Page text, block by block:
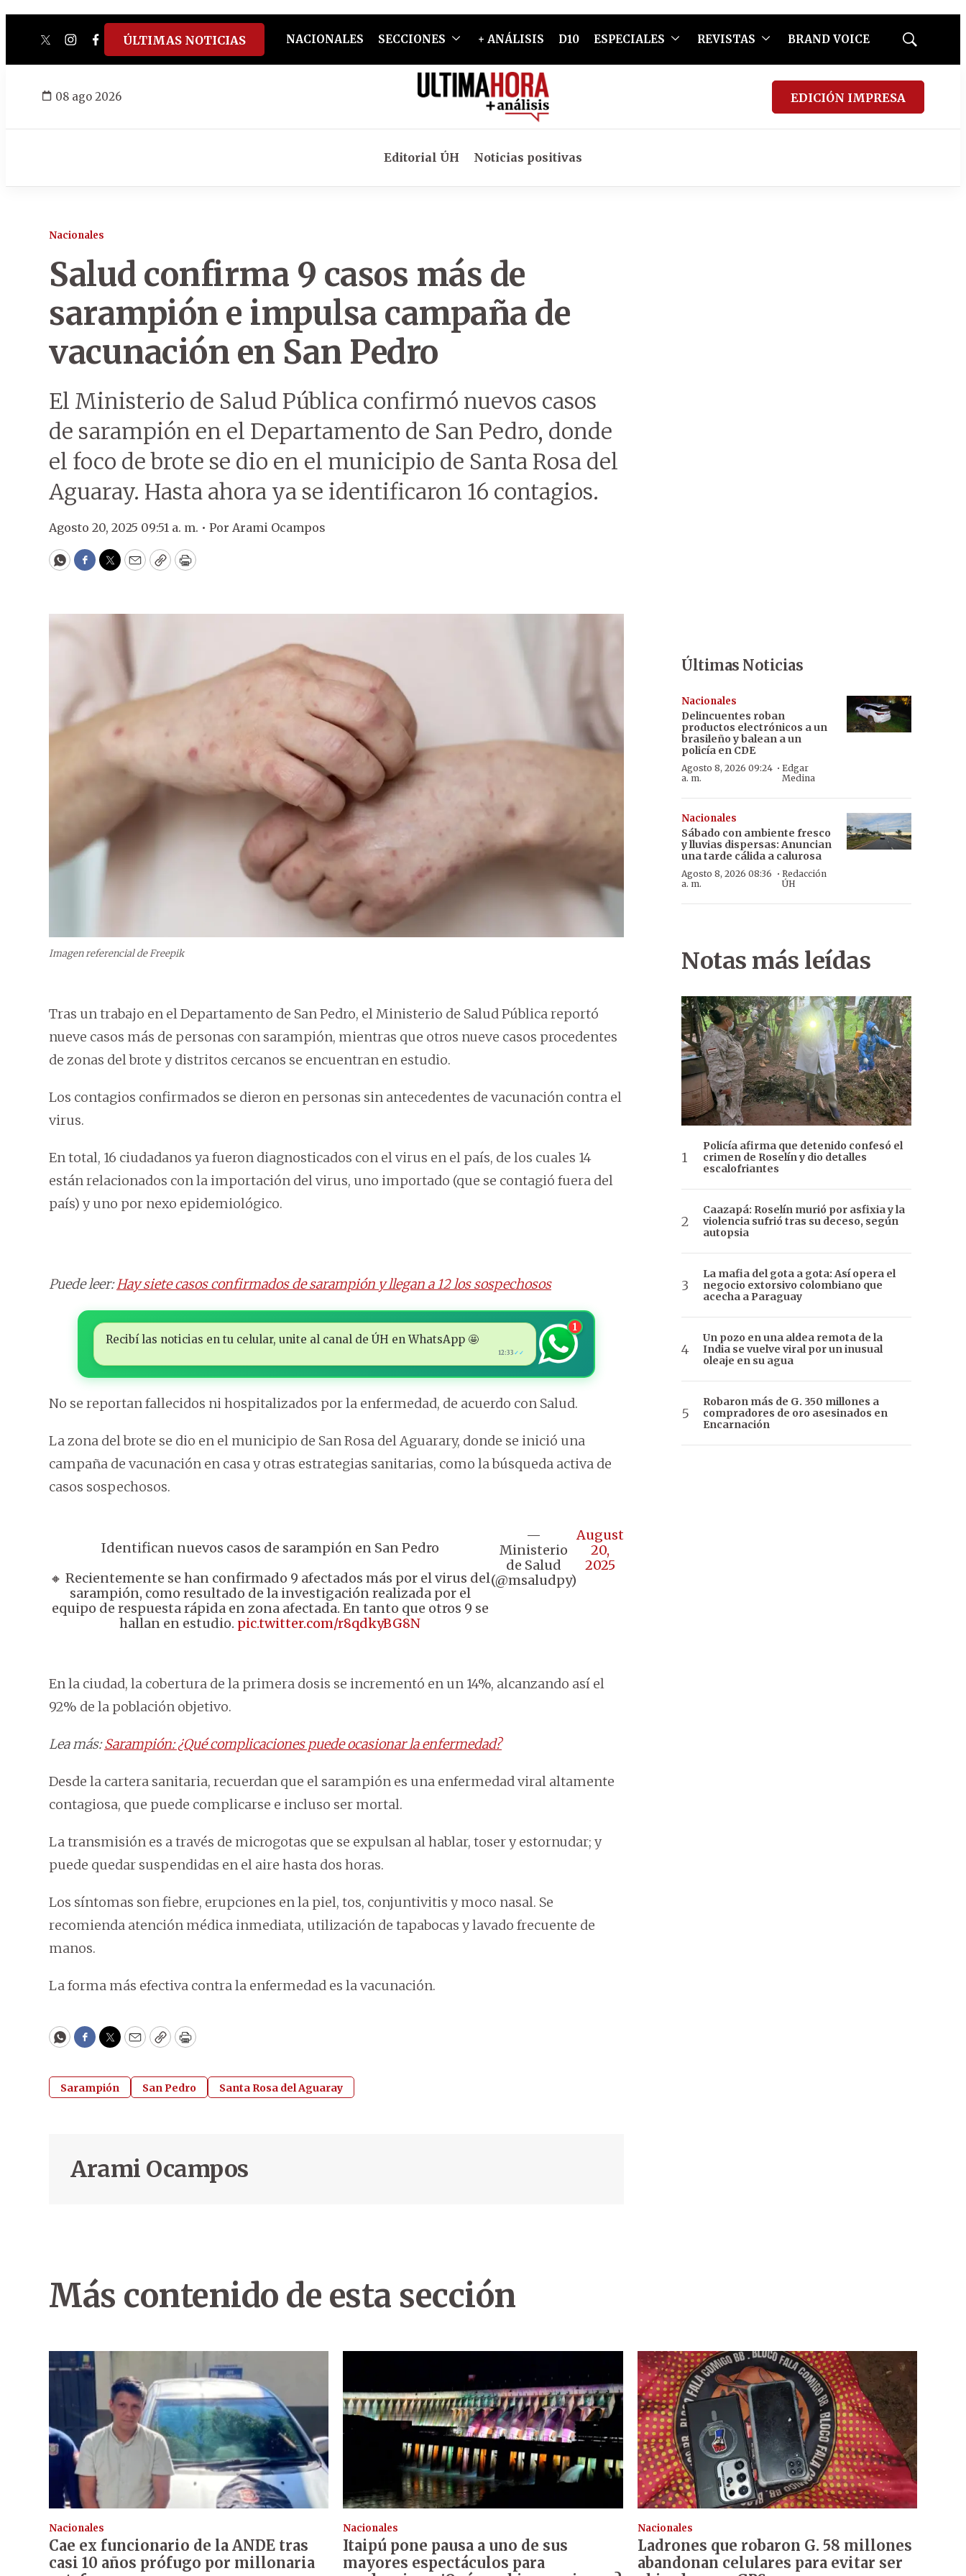
twitterinstagram
facebook
tiktokyoutube
spotify
ÚLTIMAS NOTICIAS NACIONALES SECCIONES + ANÁLISIS D10 ESPECIALES REVISTAS BRAND VOICE
Mostrar
08 ago 2026 EDICIÓN IMPRESA
Editorial ÚH Noticias positivas
Nacionales
Salud confirma 9 casos más de
sarampión e impulsa campaña de
vacunación en San Pedro
El Ministerio de Salud Pública confirmó nuevos casos
de sarampión en el Departamento de San Pedro, donde
el foco de brote se dio en el municipio de Santa Rosa del
Aguaray. Hasta ahora ya se identificaron 16 contagios.
Agosto 20, 2025 09:51 a. m. • Por Arami Ocampos
WhatsApp
Facebook
Twitter
EmailCopyPrint
Imagen referencial de Freepik
Tras un trabajo en el Departamento de San Pedro, el Ministerio de Salud Pública reportó
nueve casos más de personas con sarampión, mientras que otros nueve casos procedentes
de zonas del brote y distritos cercanos se encuentran en estudio.
Los contagios confirmados se dieron en personas sin antecedentes de vacunación contra el
virus.
En total, 16 ciudadanos ya fueron diagnosticados con el virus en el país, de los cuales 14
están relacionados con la importación del virus, uno importado (que se contagió fuera del
país) y uno por nexo epidemiológico.
Puede leer:Hay siete casos confirmados de sarampión y llegan a 12 los sospechosos
Recibí las noticias en tu celular, unite al canal de ÚH en WhatsApp 🤩
12:33 ✓✓
1
No se reportan fallecidos ni hospitalizados por la enfermedad, de acuerdo con Salud.
La zona del brote se dio en el municipio de San Rosa del Aguarary, donde se inició una
campaña de vacunación en casa y otras estrategias sanitarias, como la búsqueda activa de
casos sospechosos.
Identifican nuevos casos de sarampión en San Pedro
🔸 Recientemente se han confirmado 9 afectados más por el virus del
sarampión, como resultado de la investigación realizada por el
equipo de respuesta rápida en zona afectada. En tanto que otros 9 se
hallan en estudio. pic.twitter.com/r8qdkyBG8N
—
Ministerio
de Salud
(@msaludpy)
August
20,
2025
En la ciudad, la cobertura de la primera dosis se incrementó en un 14%, alcanzando así el
92% de la población objetivo.
Lea más:Sarampión: ¿Qué complicaciones puede ocasionar la enfermedad?
Desde la cartera sanitaria, recuerdan que el sarampión es una enfermedad viral altamente
contagiosa, que puede complicarse e incluso ser mortal.
La transmisión es a través de microgotas que se expulsan al hablar, toser y estornudar; y
puede quedar suspendidas en el aire hasta dos horas.
Los síntomas son fiebre, erupciones en la piel, tos, conjuntivitis y moco nasal. Se
recomienda atención médica inmediata, utilización de tapabocas y lavado frecuente de
manos.
La forma más efectiva contra la enfermedad es la vacunación.
WhatsApp
Facebook
Twitter
EmailCopyPrint
Sarampión San Pedro Santa Rosa del Aguaray
Arami Ocampos
Últimas Noticias
Nacionales
Delincuentes roban
productos electrónicos a un
brasileño y balean a un
policía en CDE
Agosto 8, 2026 09:24
a. m.
· Edgar
Medina
Nacionales
Sábado con ambiente fresco
y lluvias dispersas: Anuncian
una tarde cálida a calurosa
Agosto 8, 2026 08:36
a. m.
·Redacción
ÚH
Notas más leídas
Policía afirma que detenido confesó el
crimen de Roselín y dio detalles
escalofriantes
Caazapá: Roselín murió por asfixia y la
violencia sufrió tras su deceso, según
autopsia
La mafia del gota a gota: Así opera el
negocio extorsivo colombiano que
acecha a Paraguay
Un pozo en una aldea remota de la
India se vuelve viral por un inusual
oleaje en su agua
Robaron más de G. 350 millones a
compradores de oro asesinados en
Encarnación
Más contenido de esta sección
Nacionales
Cae ex funcionario de la ANDE tras
casi 10 años prófugo por millonaria
Nacionales
Itaipú pone pausa a uno de sus
mayores espectáculos para
Nacionales
Ladrones que robaron G. 58 millones
abandonan celulares para evitar ser